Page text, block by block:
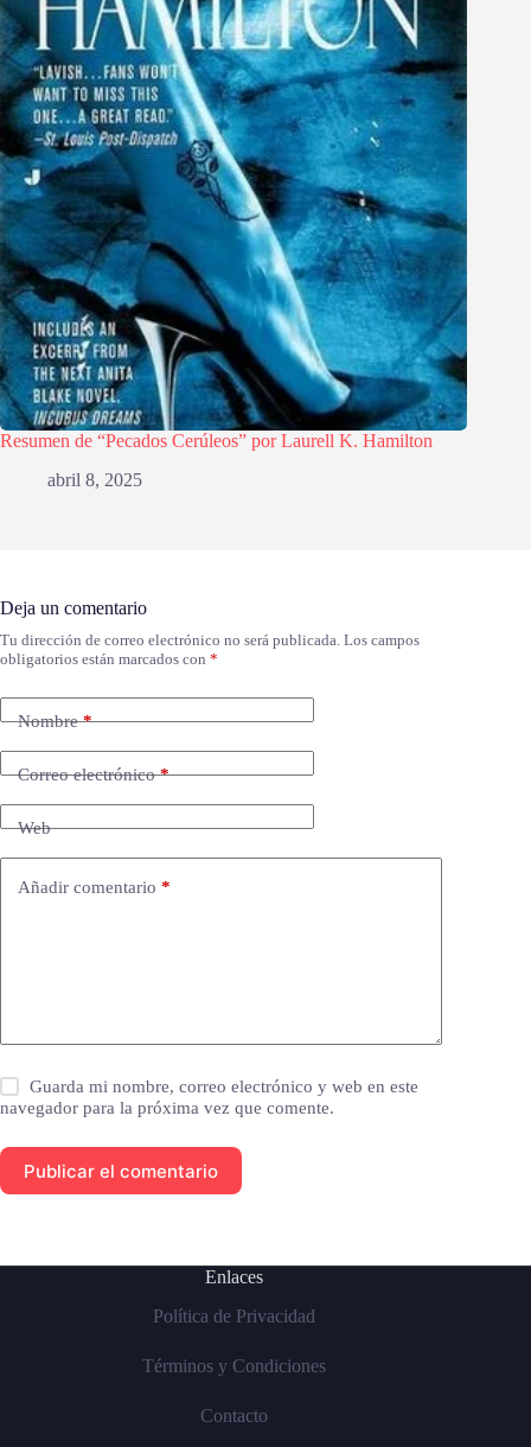
Resumen de “Pecados Cerúleos” por Laurell K. Hamilton
abril 8, 2025
Deja un comentario
Tu dirección de correo electrónico no será publicada. Los campos
obligatorios están marcados con *
Nombre*
Correo electrónico*
Web
Añadir comentario *
Guarda mi nombre, correo electrónico y web en este
navegador para la próxima vez que comente.
Publicar el comentario
Enlaces
Política de Privacidad
Términos y Condiciones
Contacto